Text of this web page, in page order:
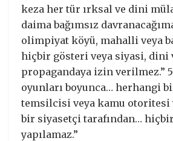
keza her tür ırksal ve dini
daima bağımsız
olimpiyat köyü, mahalli veya
hiçbir gösteri veya siyasi, dini
propagandaya izin verilmez.”
oyunları boyunca… herhangi
temsilcisi veya kamu otoritesi
bir siyasetçi tarafından…
yapılamaz.”